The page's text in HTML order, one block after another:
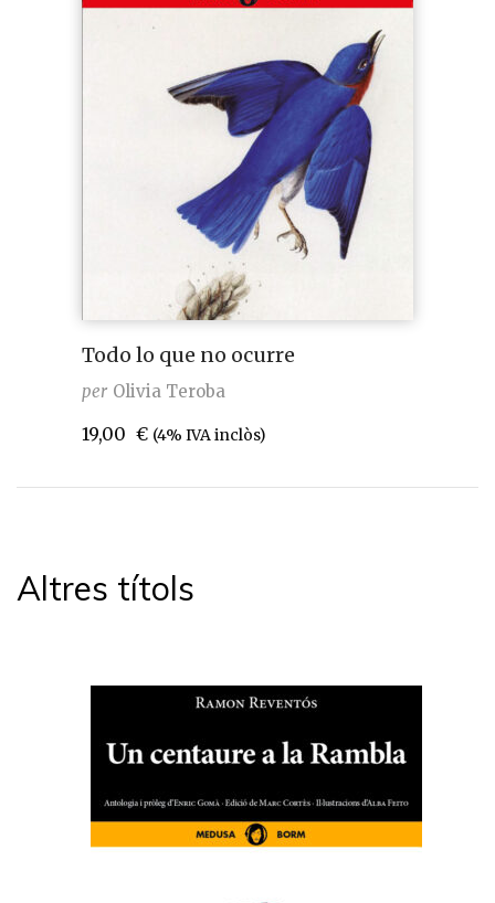
Todo lo que no ocurre
per Olivia Teroba
19,00 € (4% IVA inclòs)
Altres títols